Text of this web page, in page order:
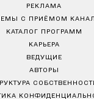
РЕКЛАМА
С ПРИЁМОМ
КАТАЛОГ ПРОГРАММ
КАРЬЕРА
ВЕДУЩИЕ
АВТОРЫ